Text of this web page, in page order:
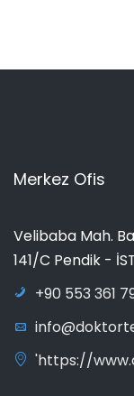
Merkez Ofis
Velibaba Mah.
141/C Pendik -
+90 553 361
'https://